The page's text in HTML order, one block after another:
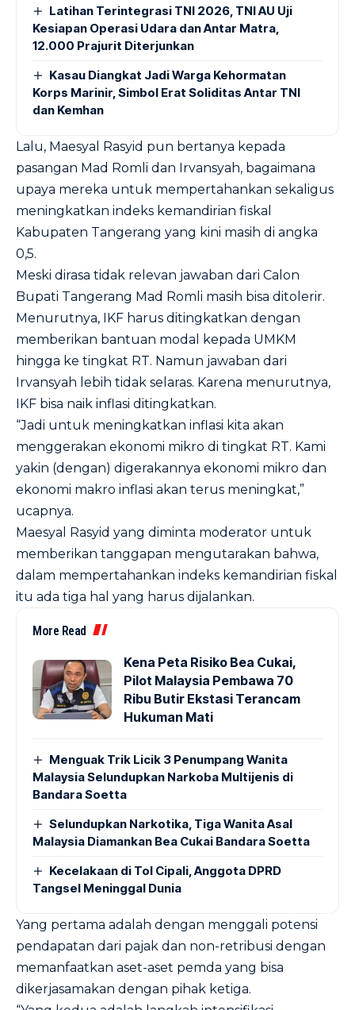
Latihan Terintegrasi TNI 2026, TNI AU Uji
Kesiapan Operasi Udara dan Antar Matra,
12.000 Prajurit Diterjunkan
Kasau Diangkat Jadi Warga Kehormatan
Korps Marinir, Simbol Erat Soliditas Antar TNI
dan Kemhan
Lalu, Maesyal Rasyid pun bertanya kepada
pasangan Mad Romli dan Irvansyah, bagaimana
upaya mereka untuk mempertahankan sekaligus
meningkatkan indeks kemandirian fiskal
Kabupaten Tangerang yang kini masih di angka
0,5.
Meski dirasa tidak relevan jawaban dari Calon
Bupati Tangerang Mad Romli masih bisa ditolerir.
Menurutnya, IKF harus ditingkatkan dengan
memberikan bantuan modal kepada UMKM
hingga ke tingkat RT. Namun jawaban dari
Irvansyah lebih tidak selaras. Karena menurutnya,
IKF bisa naik inflasi ditingkatkan.
“Jadi untuk meningkatkan inflasi kita akan
menggerakan ekonomi mikro di tingkat RT. Kami
yakin (dengan) digerakannya ekonomi mikro dan
ekonomi makro inflasi akan terus meningkat,”
ucapnya.
Maesyal Rasyid yang diminta moderator untuk
memberikan tanggapan mengutarakan bahwa,
dalam mempertahankan indeks kemandirian fiskal
itu ada tiga hal yang harus dijalankan.
More Read
Kena Peta Risiko Bea Cukai,
Pilot Malaysia Pembawa 70
Ribu Butir Ekstasi Terancam
Hukuman Mati
Menguak Trik Licik 3 Penumpang Wanita
Malaysia Selundupkan Narkoba Multijenis di
Bandara Soetta
Selundupkan Narkotika, Tiga Wanita Asal
Malaysia Diamankan Bea Cukai Bandara Soetta
Kecelakaan di Tol Cipali, Anggota DPRD
Tangsel Meninggal Dunia
Yang pertama adalah dengan menggali potensi
pendapatan dari pajak dan non-retribusi dengan
memanfaatkan aset-aset pemda yang bisa
dikerjasamakan dengan pihak ketiga.